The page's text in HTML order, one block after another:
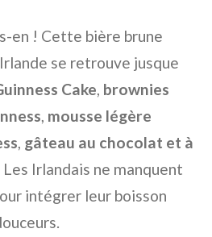
en ! Cette bière brune
se retrouve jusque
Cake, brownies
, mousse légère
, gâteau au chocolat et à
Irlandais ne manquent
intégrer leur boisson